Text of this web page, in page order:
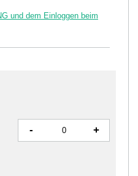
und dem Einloggen beim
- +